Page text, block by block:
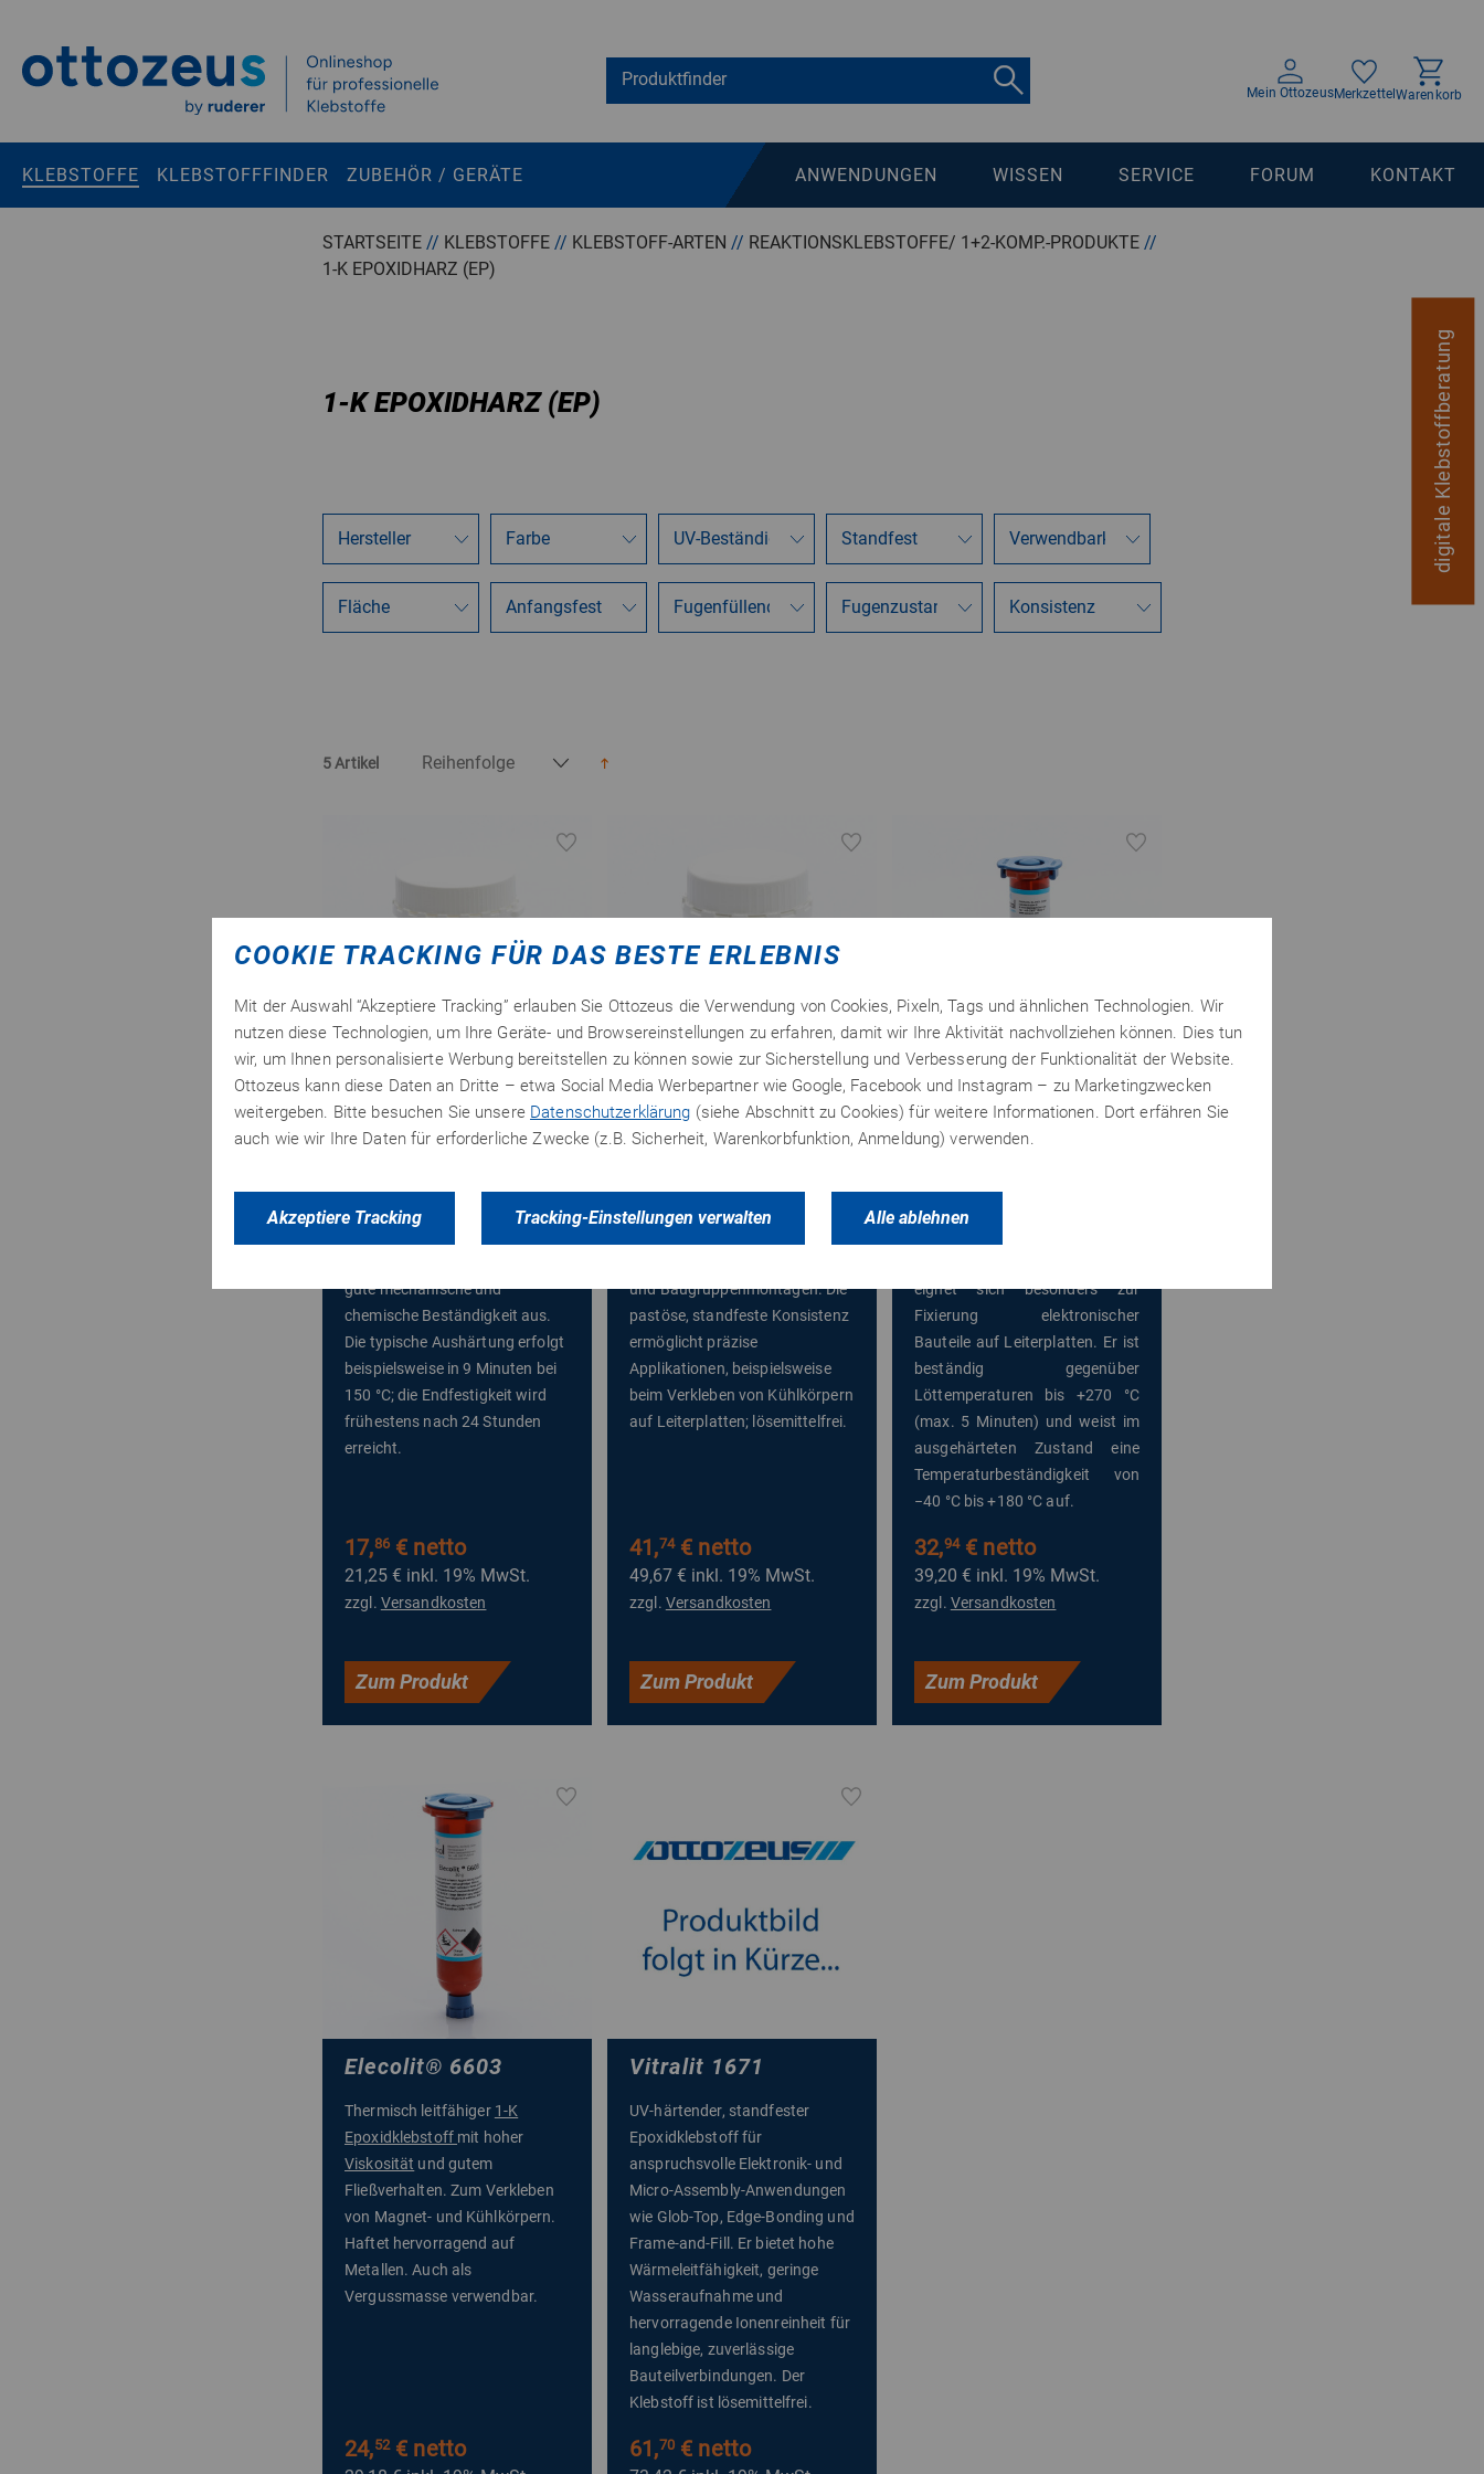
Springen zu
Shift + ALt + C
Mein OttozeusMerkzettelWarenkorb
KLEBSTOFFE KLEBSTOFFFINDER ZUBEHÖR / GERÄTE ANWENDUNGEN WISSEN SERVICE FORUM KONTAKT
digitale Klebstoffberatung
STARTSEITE // KLEBSTOFFE // KLEBSTOFF-ARTEN // REAKTIONSKLEBSTOFFE/ 1+2-KOMP.-PRODUKTE //
1-K EPOXIDHARZ (EP)
1-K EPOXIDHARZ (EP)
5 Artikel
Structalit ®5820
Wärmezufuhr aushärtet. Er
gute mechanische und
chemische Beständigkeit aus.
Die typische Aushärtung erfolgt
beispielsweise in 9 Minuten bei
150 °C; die Endfestigkeit wird
frühestens nach 24 Stunden
erreicht.
17,86€ netto
21,25 € inkl. 19% MwSt.
zzgl. Versandkosten
Zum Produkt
Elecolit®601
Wärmeleitfähigkeit und sehr
und Baugruppenmontagen. Die
pastöse, standfeste Konsistenz
ermöglicht präzise
Applikationen, beispielsweise
beim Verkleben von Kühlkörpern
auf Leiterplatten; lösemittelfrei.
41,74€ netto
49,67 € inkl. 19% MwSt.
zzgl. Versandkosten
Zum Produkt
Structalit®5604
Anwendungen. Der hochviskose
eignet sich besonders zur
Fixierung elektronischer
Bauteile auf Leiterplatten. Er ist
beständig gegenüber
Löttemperaturen bis +270 °C
(max. 5 Minuten) und weist im
ausgehärteten Zustand eine
Temperaturbeständigkeit von
−40 °C bis +180 °C auf.
32,94€ netto
39,20 € inkl. 19% MwSt.
zzgl. Versandkosten
Zum Produkt
Elecolit® 6603
Thermisch leitfähiger 1-K
Epoxidklebstoff mit hoher
Viskosität und gutem
Fließverhalten. Zum Verkleben
von Magnet- und Kühlkörpern.
Haftet hervorragend auf
Metallen. Auch als
Vergussmasse verwendbar.
24,52€ netto
Vitralit 1671
UV-härtender, standfester
Epoxidklebstoff für
anspruchsvolle Elektronik- und
Micro-Assembly-Anwendungen
wie Glob-Top, Edge-Bonding und
Frame-and-Fill. Er bietet hohe
Wärmeleitfähigkeit, geringe
Wasseraufnahme und
hervorragende Ionenreinheit für
langlebige, zuverlässige
Bauteilverbindungen. Der
Klebstoff ist lösemittelfrei.
61,70€ netto
COOKIE TRACKING FÜR DAS BESTE ERLEBNIS
Mit der Auswahl “Akzeptiere Tracking” erlauben Sie Ottozeus die Verwendung von Cookies, Pixeln, Tags und ähnlichen Technologien. Wir
nutzen diese Technologien, um Ihre Geräte- und Browsereinstellungen zu erfahren, damit wir Ihre Aktivität nachvollziehen können. Dies tun
wir, um Ihnen personalisierte Werbung bereitstellen zu können sowie zur Sicherstellung und Verbesserung der Funktionalität der Website.
Ottozeus kann diese Daten an Dritte – etwa Social Media Werbepartner wie Google, Facebook und Instagram – zu Marketingzwecken
weitergeben. Bitte besuchen Sie unsere Datenschutzerklärung (siehe Abschnitt zu Cookies) für weitere Informationen. Dort erfähren Sie
auch wie wir Ihre Daten für erforderliche Zwecke (z.B. Sicherheit, Warenkorbfunktion, Anmeldung) verwenden.
Akzeptiere Tracking Tracking-Einstellungen verwalten Alle ablehnen